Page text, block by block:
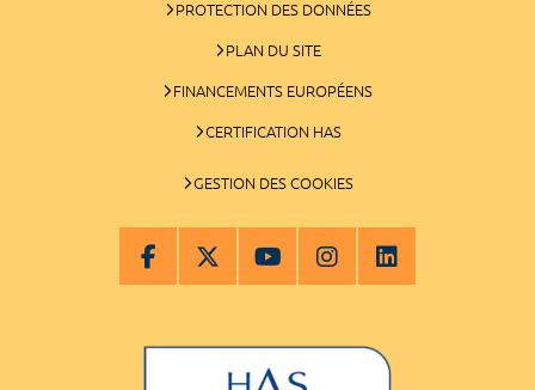
PROTECTION DES DONNÉES
PLAN DU SITE
FINANCEMENTS EUROPÉENS
CERTIFICATION HAS
GESTION DES COOKIES